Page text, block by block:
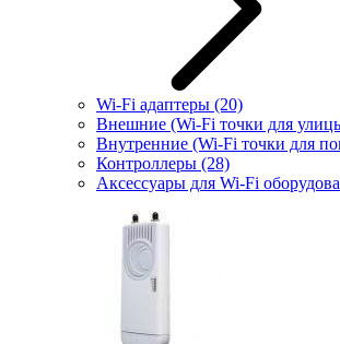
Wi-Fi адаптеры (20)
Внешние (Wi-Fi точки для
Внутренние (Wi-Fi точки для
Контроллеры (28)
Аксессуары для Wi-Fi